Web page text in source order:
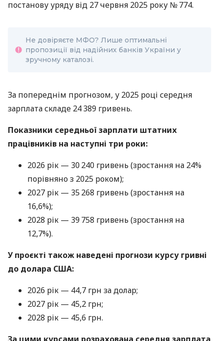
постанову уряду від 27 червня 2025 року № 774.
Не довіряєте МФО? Лише оптимальні
пропозиції від надійних банків України у
зручному каталозі.
За попереднім прогнозом, у 2025 році середня
зарплата складе 24 389 гривень.
Показники середньої зарплати штатних
працівників на наступні три роки:
2026 рік — 30 240 гривень (зростання на 24%
порівняно з 2025 роком);
2027 рік — 35 268 гривень (зростання на
16,6%);
2028 рік — 39 758 гривень (зростання на
12,7%).
У проєкті також наведені прогнози курсу гривні
до долара США:
2026 рік — 44,7 грн за долар;
2027 рік — 45,2 грн;
2028 рік — 45,6 грн.